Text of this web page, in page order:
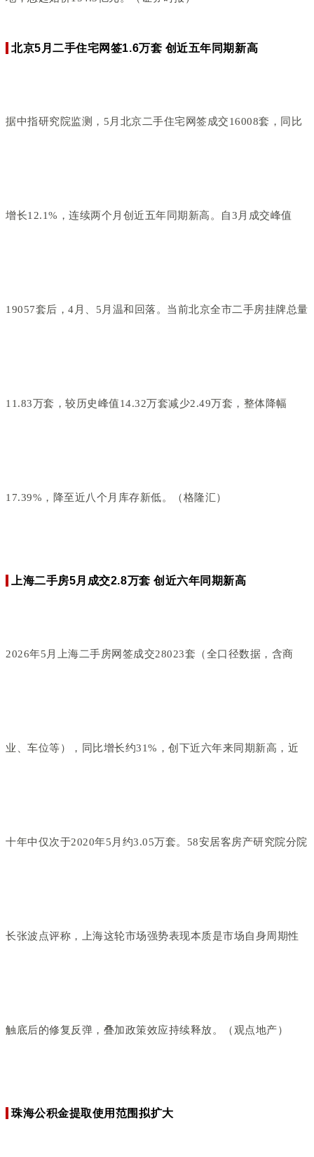
北京5月二手住宅网签1.6万套 创近五年同期新高
据中指研究院监测，5月北京二手住宅网签成交16008套，同比
增长12.1%，连续两个月创近五年同期新高。自3月成交峰值
19057套后，4月、5月温和回落。当前北京全市二手房挂牌总量
11.83万套，较历史峰值14.32万套减少2.49万套，整体降幅
17.39%，降至近八个月库存新低。（格隆汇）
上海二手房5月成交2.8万套 创近六年同期新高
2026年5月上海二手房网签成交28023套（全口径数据，含商
业、车位等），同比增长约31%，创下近六年来同期新高，近
十年中仅次于2020年5月约3.05万套。58安居客房产研究院分院
长张波点评称，上海这轮市场强势表现本质是市场自身周期性
触底后的修复反弹，叠加政策效应持续释放。（观点地产）
珠海公积金提取使用范围拟扩大